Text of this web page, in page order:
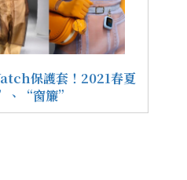
保護套！2021春夏
、“窗簾”